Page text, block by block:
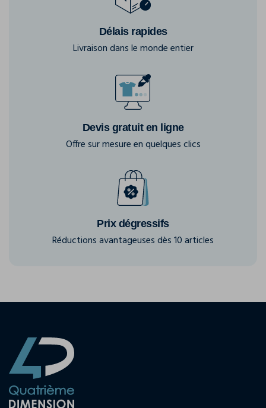
Délais rapides
Livraison dans le monde entier
Devis gratuit en ligne
Offre sur mesure en quelques clics
Prix dégressifs
Réductions avantageuses dès 10 articles